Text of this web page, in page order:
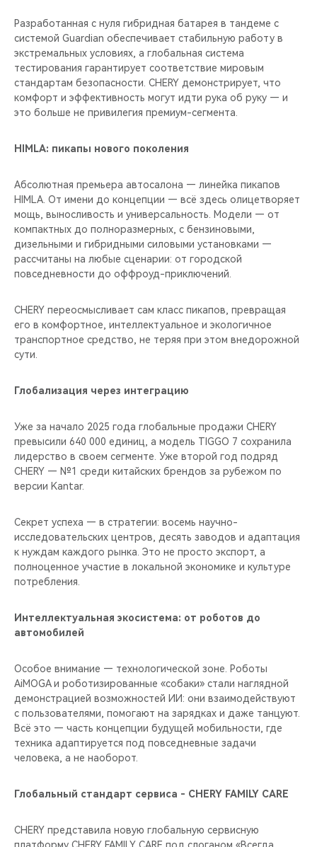
Разработанная с нуля гибридная батарея в тандеме с
системой Guardian обеспечивает стабильную работу в
экстремальных условиях, а глобальная система
тестирования гарантирует соответствие мировым
стандартам безопасности. CHERY демонстрирует, что
комфорт и эффективность могут идти рука об руку — и
это больше не привилегия премиум-сегмента.
HIMLA: пикапы нового поколения
Абсолютная премьера автосалона — линейка пикапов
HIMLA. От имени до концепции — всё здесь олицетворяет
мощь, выносливость и универсальность. Модели — от
компактных до полноразмерных, с бензиновыми,
дизельными и гибридными силовыми установками —
рассчитаны на любые сценарии: от городской
повседневности до оффроуд-приключений.
CHERY переосмысливает сам класс пикапов, превращая
его в комфортное, интеллектуальное и экологичное
транспортное средство, не теряя при этом внедорожной
сути.
Глобализация через интеграцию
Уже за начало 2025 года глобальные продажи CHERY
превысили 640 000 единиц, а модель TIGGO 7 сохранила
лидерство в своем сегменте. Уже второй год подряд
CHERY — №1 среди китайских брендов за рубежом по
версии Kantar.
Секрет успеха — в стратегии: восемь научно-
исследовательских центров, десять заводов и адаптация
к нуждам каждого рынка. Это не просто экспорт, а
полноценное участие в локальной экономике и культуре
потребления.
Интеллектуальная экосистема: от роботов до
автомобилей
Особое внимание — технологической зоне. Роботы
AiMOGA и роботизированные «собаки» стали наглядной
демонстрацией возможностей ИИ: они взаимодействуют
с пользователями, помогают на зарядках и даже танцуют.
Всё это — часть концепции будущей мобильности, где
техника адаптируется под повседневные задачи
человека, а не наоборот.
Глобальный стандарт сервиса - CHERY FAMILY CARE
CHERY представила новую глобальную сервисную
платформу CHERY FAMILY CARE под слоганом «Всегда